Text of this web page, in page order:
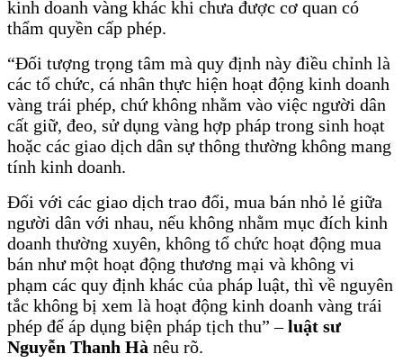
kinh doanh vàng khác khi chưa được cơ quan có
thẩm quyền cấp phép.
“Đối tượng trọng tâm mà quy định này điều chỉnh là
các tổ chức, cá nhân thực hiện hoạt động kinh doanh
vàng trái phép, chứ không nhằm vào việc người dân
cất giữ, đeo, sử dụng vàng hợp pháp trong sinh hoạt
hoặc các giao dịch dân sự thông thường không mang
tính kinh doanh.
Đối với các giao dịch trao đổi, mua bán nhỏ lẻ giữa
người dân với nhau, nếu không nhằm mục đích kinh
doanh thường xuyên, không tổ chức hoạt động mua
bán như một hoạt động thương mại và không vi
phạm các quy định khác của pháp luật, thì về nguyên
tắc không bị xem là hoạt động kinh doanh vàng trái
phép để áp dụng biện pháp tịch thu” –luật sư
Nguyễn Thanh Hà nêu rõ.